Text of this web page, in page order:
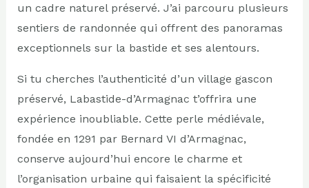
un cadre naturel préservé. J’ai parcouru plusieurs
sentiers de randonnée qui offrent des panoramas
exceptionnels sur la bastide et ses alentours.
Si tu cherches l’authenticité d’un village gascon
préservé, Labastide-d’Armagnac t’offrira une
expérience inoubliable. Cette perle médiévale,
fondée en 1291 par Bernard VI d’Armagnac,
conserve aujourd’hui encore le charme et
l’organisation urbaine qui faisaient la spécificité